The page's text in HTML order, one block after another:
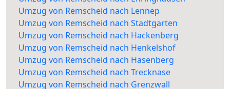
Umzug von Remscheid nach Lennep
Umzug von Remscheid nach Stadtgarten
Umzug von Remscheid nach Hackenberg
Umzug von Remscheid nach Henkelshof
Umzug von Remscheid nach Hasenberg
Umzug von Remscheid nach Trecknase
Umzug von Remscheid nach Grenzwall